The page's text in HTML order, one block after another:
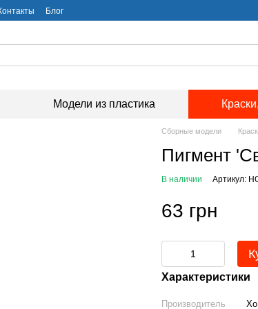
Блог
Модели из пластика
Сборные модели
Пигмент
В наличии Артикул:
63 грн
Характеристики
Производитель